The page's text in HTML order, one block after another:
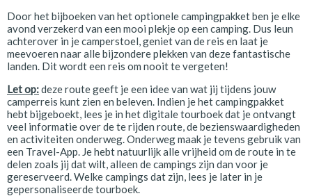
Door het bijboeken van het optionele campingpakket ben je elke
avond verzekerd van een mooi plekje op een camping. Dus leun
achterover in je camperstoel, geniet van de reis en laat je
meevoeren naar alle bijzondere plekken van deze fantastische
landen. Dit wordt een reis om nooit te vergeten!
Let op:deze route geeft je een idee van wat jij tijdens jouw
camperreis kunt zien en beleven. Indien je het campingpakket
hebt bijgeboekt, lees je in het digitale tourboek dat je ontvangt
veel informatie over de te rijden route, de bezienswaardigheden
en activiteiten onderweg. Onderweg maak je tevens gebruik van
een Travel-App. Je hebt natuurlijk alle vrijheid om de route in te
delen zoals jij dat wilt, alleen de campings zijn dan voor je
gereserveerd. Welke campings dat zijn, lees je later in je
gepersonaliseerde tourboek.